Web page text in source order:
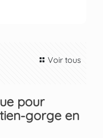
Voir tous
pour
gorge en